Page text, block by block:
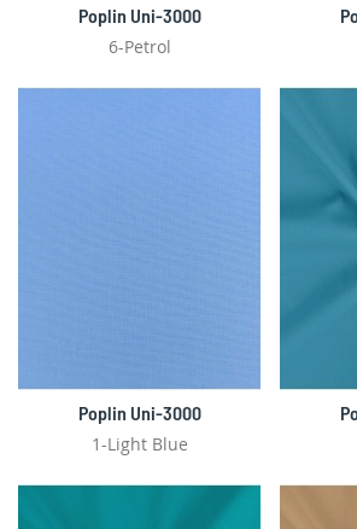
Poplin Uni-3000
6-Petrol
Poplin Uni-3000
1-Light Blue